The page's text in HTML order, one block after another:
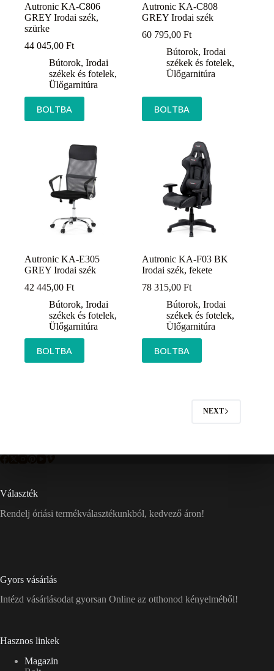
Autronic KA-C806
GREY Irodai szék,
szürke
44 045,00 Ft
Bútorok, Irodai
székek és fotelek,
Ülőgarnitúra
BOLTBA
Autronic KA-C808
GREY Irodai szék
60 795,00Ft
Bútorok,Irodai
székek és fotelek,
Ülőgarnitúra
BOLTBA
Autronic KA-E305
GREY Irodai szék
42 445,00 Ft
Bútorok, Irodai
székek és fotelek,
Ülőgarnitúra
BOLTBA
Autronic KA-F03 BK
Irodai szék, fekete
78 315,00Ft
Bútorok,Irodai
székek és fotelek,
Ülőgarnitúra
BOLTBA
NEXT
Választék
Rendelj óriási termékválasztékunkból, kedvező áron!
Gyors vásárlás
Intézd vásárlásodat gyorsan Online az otthonod kényelméből!
Hasznos linkek
Magazin